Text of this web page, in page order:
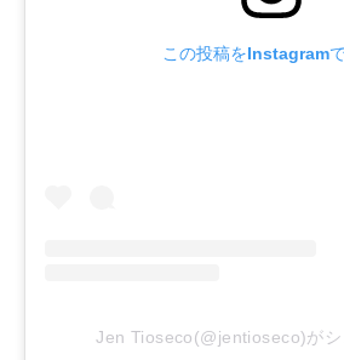
この投稿をInstagram
Jen Tioseco(@jentioseco)がシ